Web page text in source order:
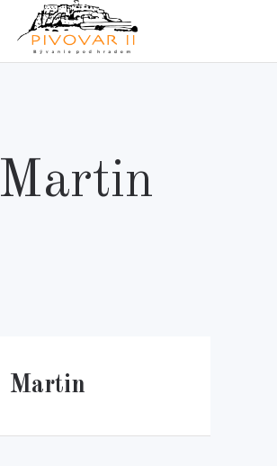
Martin
Martin